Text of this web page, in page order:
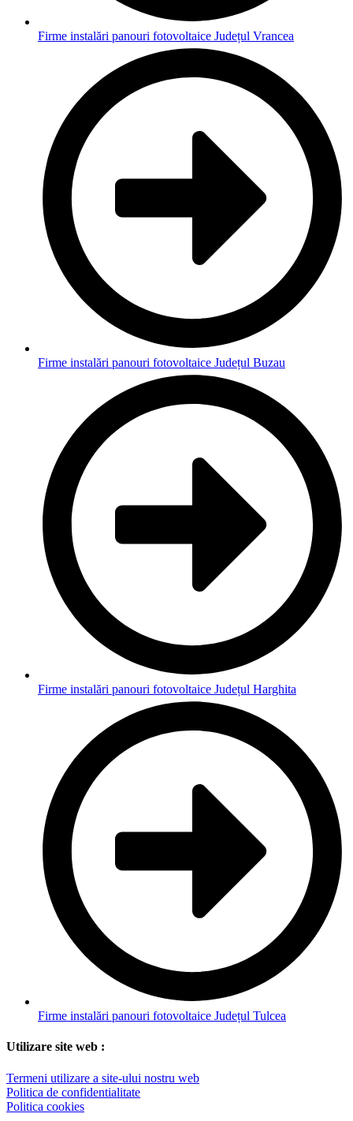
Firme instalări panouri fotovoltaice Județul Vrancea
Firme instalări panouri fotovoltaice Județul Buzau
Firme instalări panouri fotovoltaice Județul Harghita
Firme instalări panouri fotovoltaice Județul Tulcea
Utilizare site web :
Termeni utilizare a site-ului nostru web
Politica de confidentialitate
Politica cookies